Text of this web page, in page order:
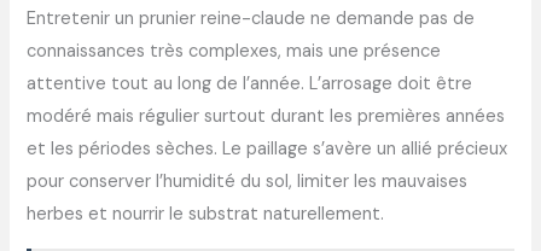
Entretenir un prunier reine-claude ne demande pas de
connaissances très complexes, mais une présence
attentive tout au long de l’année. L’arrosage doit être
modéré mais régulier surtout durant les premières années
et les périodes sèches. Le paillage s’avère un allié précieux
pour conserver l’humidité du sol, limiter les mauvaises
herbes et nourrir le substrat naturellement.